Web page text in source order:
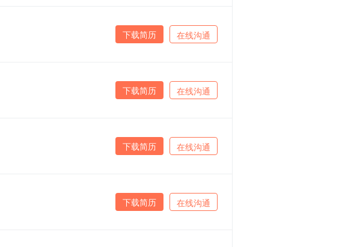
在线沟通
下载简历
在线沟通
下载简历
在线沟通
下载简历
在线沟通
下载简历